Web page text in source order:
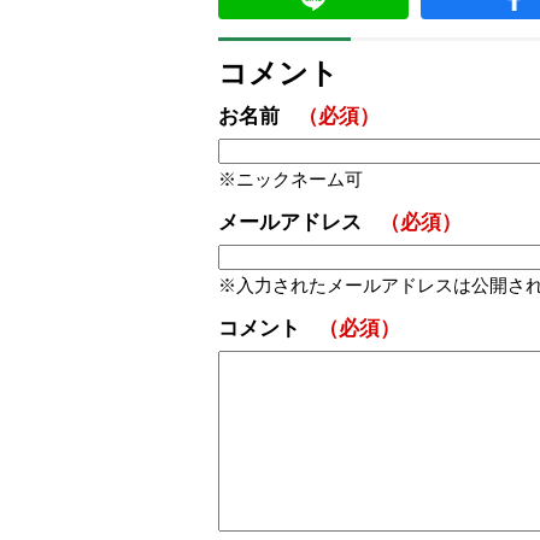
コメント
お名前 （必須）
ニックネーム可
メールアドレス （必須）
入力されたメールアドレスは公開さ
コメント （必須）